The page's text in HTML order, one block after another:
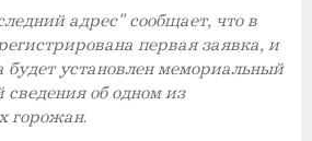
адрес" сообщает, что в
первая заявка, и
будет установлен мемориальный
об одном из
горожан.